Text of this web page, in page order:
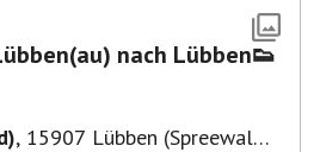
nach Lübben👟
, 15907 Lübben (Spreewald),